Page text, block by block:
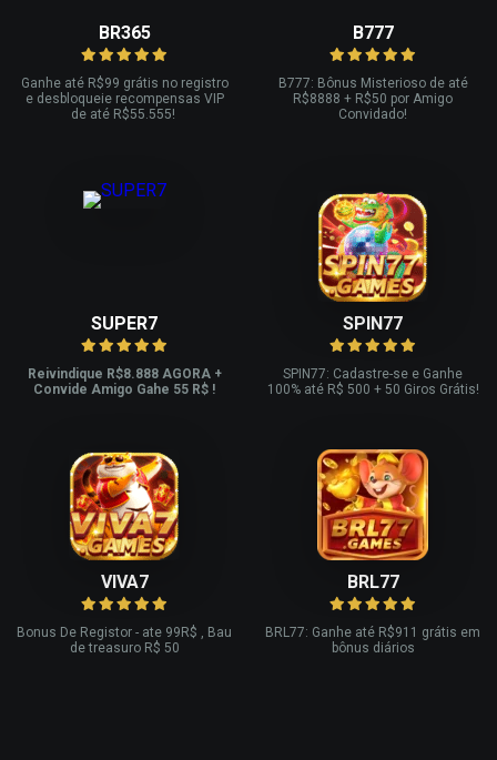
BR365
Ganhe até R$99 grátis no registro
e desbloqueie recompensas VIP
de até R$55.555!
B777
B777: Bônus Misterioso de até
R$8888 + R$50 por Amigo
Convidado!
SUPER7
Reivindique R$8.888 AGORA +
Convide Amigo Gahe 55 R$ !
SPIN77
SPIN77: Cadastre-se e Ganhe
100% até R$ 500 + 50 Giros Grátis!
VIVA7
Bonus De Registor - ate 99R$ , Bau
de treasuro R$ 50
BRL77
BRL77: Ganhe até R$911 grátis em
bônus diários